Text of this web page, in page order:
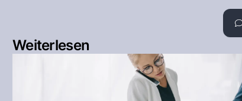
Weiterlesen